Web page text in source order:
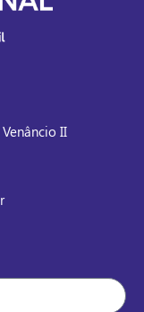
II